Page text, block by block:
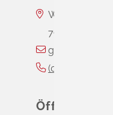
79418
(0